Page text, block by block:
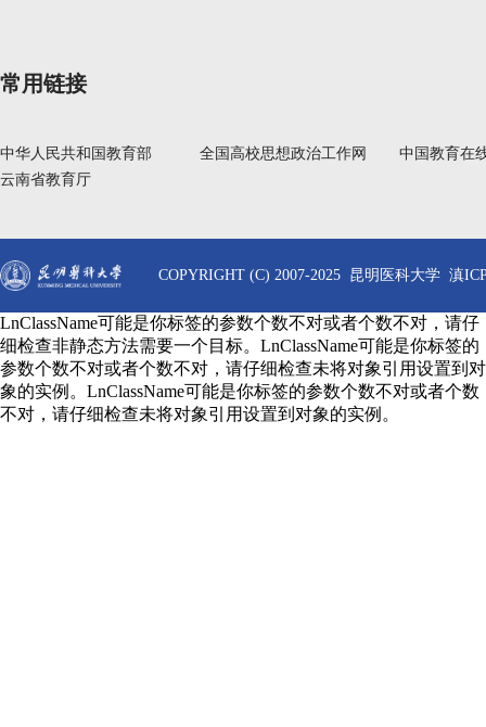
常用链接
中华人民共和国教育部 全国高校思想政治工作网
中国教育在
云南省教育厅
COPYRIGHT (C) 2007-2025 昆明医科大学 滇
LnClassName可能是你标签的参数个数不对或者个数不对，请仔
细检查非静态方法需要一个目标。LnClassName可能是你标签的
参数个数不对或者个数不对，请仔细检查未将对象引用设置到对
象的实例。LnClassName可能是你标签的参数个数不对或者个数
不对，请仔细检查未将对象引用设置到对象的实例。